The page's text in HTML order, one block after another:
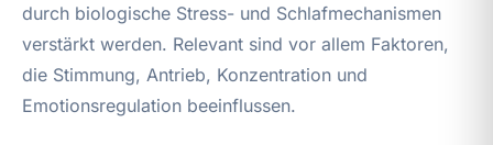
durch biologische Stress- und Schlafmechanismen
verstärkt werden. Relevant sind vor allem Faktoren,
die Stimmung, Antrieb, Konzentration und
Emotionsregulation beeinflussen.